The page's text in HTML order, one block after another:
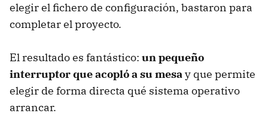
elegir el fichero de configuración, bastaron para
completar el proyecto.
El resultado es fantástico: un pequeño
interruptor que acopló a su mesay que permite
elegir de forma directa qué sistema operativo
arrancar.